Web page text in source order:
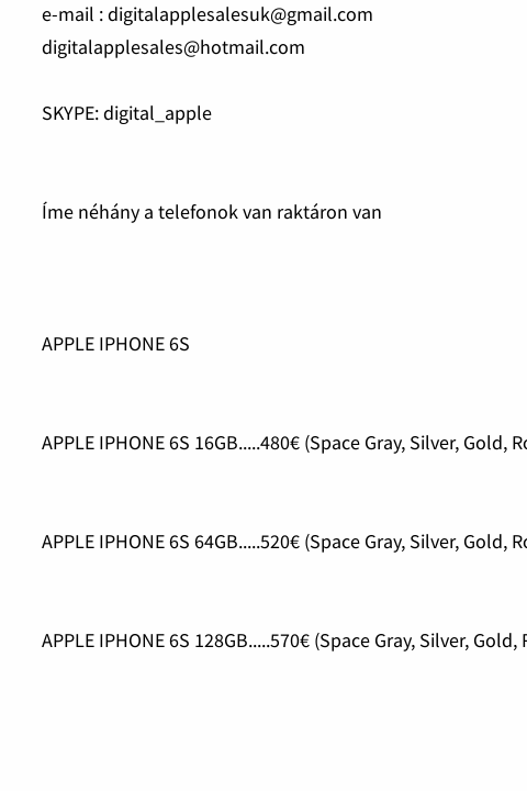
e-mail : digitalapplesalesuk@gmail.com
digitalapplesales@hotmail.com
SKYPE: digital_apple
Íme néhány a telefonok van raktáron van
APPLE IPHONE 6S
APPLE IPHONE 6S 16GB.....480€ (Space Gray, Silver, Gold,
APPLE IPHONE 6S 64GB.....520€ (Space Gray, Silver, Gold,
APPLE IPHONE 6S 128GB.....570€ (Space Gray, Silver, Gold,